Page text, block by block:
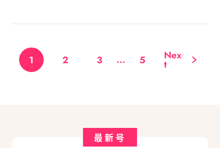
1 2 3 ... 5 Nex
t
最新号